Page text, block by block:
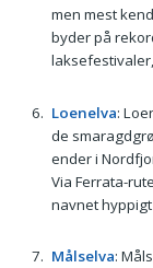
men mest
byder på
Loenelva:
de
ender i
Via Ferrata-
navnet
Målselva: